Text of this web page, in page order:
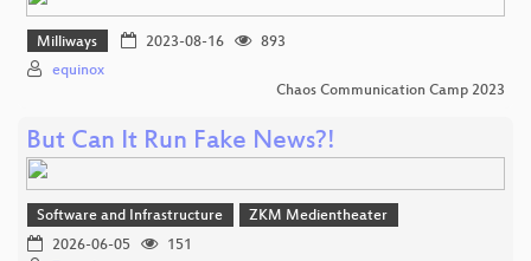
Milliways 2023-08-16
893
equinox
Chaos Communication Camp 2023
But Can It Run Fake News?!
Software and Infrastructure
ZKM Medientheater
2026-06-05
151